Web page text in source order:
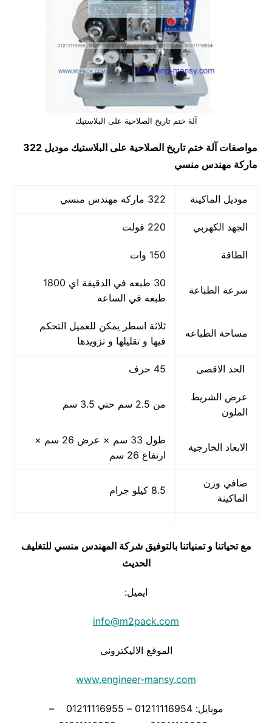
آلة ختم تاريخ الصلاحية على البلاستيك
مواصفات آلة ختم تاريخ الصلاحية على البلاستيك
موديل 322
ماركة مهندس منسي
موديل الماكينة 322 ماركة مهندس منسي
الجهد الكهربي 220 فولت
الطاقة 150 وات
سرعة الطباعة
30 طبعه في الدقيقة اي 1800
طبعه في الساعه
مساحة الطباعه
ثلاثة اسطر يمكن للعميل التحكم
فيها و تقليلها و تزويدها
الحد الاقصى 45 حرف
عرض الشريط
الملون
من 2.5 سم حتي 3.5 سم
الابعاد الخارجية
طول 33 سم × عرض 26 سم ×
ارتفاع 26 سم
صافي وزن
الماكينة
8.5 كيلو جرام
مع تحياتنا و تمنياتنا بالتوفيق شركة المهندس منسي للتغليف
الحديث
ايميل:
info@m2pack.com
الموقع الاليكتروني
www.engineer-mansy.com
موبايل: 01211116954 – 01211116955 –